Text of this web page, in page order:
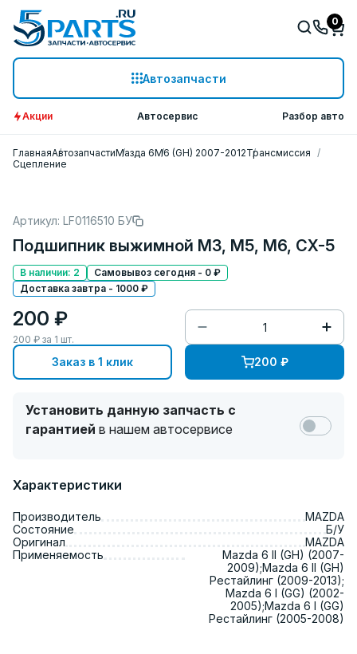
Автозапчасти
0
Акции Автосервис Разбор авто
ГлавнаяАвтозапчастиМазда 6M6 (GH) 2007-2012Трансмиссия
Сцепление
Артикул: LF0116510 БУ
Подшипник выжимной M3, M5, M6, CX-5
В наличии: 2
Самовывоз сегодня - 0 ₽
Доставка завтра - 1000 ₽
200 ₽
200 ₽ за 1 шт.
Заказ в 1 клик 200 ₽
Установить данную запчасть с
гарантией в нашем автосервисе
Характеристики
Производитель
MAZDA
Состояние
Б/У
Оригинал
MAZDA
Применяемость
Mazda 6 II (GH) (2007-
2009);Mazda 6 II (GH)
Рестайлинг (2009-2013);
Mazda 6 I (GG) (2002-
2005);Mazda 6 I (GG)
Рестайлинг (2005-2008)